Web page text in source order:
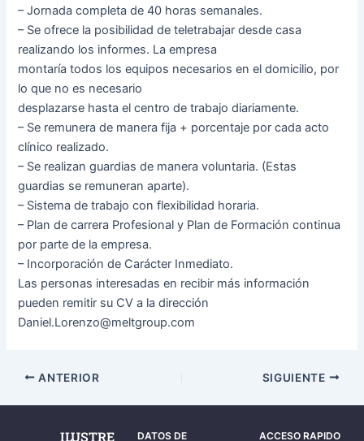
– Jornada completa de 40 horas semanales.
– Se ofrece la posibilidad de teletrabajar desde casa
realizando los informes. La empresa
montaría todos los equipos necesarios en el domicilio, por
lo que no es necesario
desplazarse hasta el centro de trabajo diariamente.
– Se remunera de manera fija + porcentaje por cada acto
clínico realizado.
– Se realizan guardias de manera voluntaria. (Estas
guardias se remuneran aparte).
– Sistema de trabajo con flexibilidad horaria.
– Plan de carrera Profesional y Plan de Formación continua
por parte de la empresa.
– Incorporación de Carácter Inmediato.
Las personas interesadas en recibir más información
pueden remitir su CV a la dirección
Daniel.Lorenzo@meltgroup.com
ANTERIOR SIGUIENTE
ILUSTRE DATOS DE ACCESO RAPIDO